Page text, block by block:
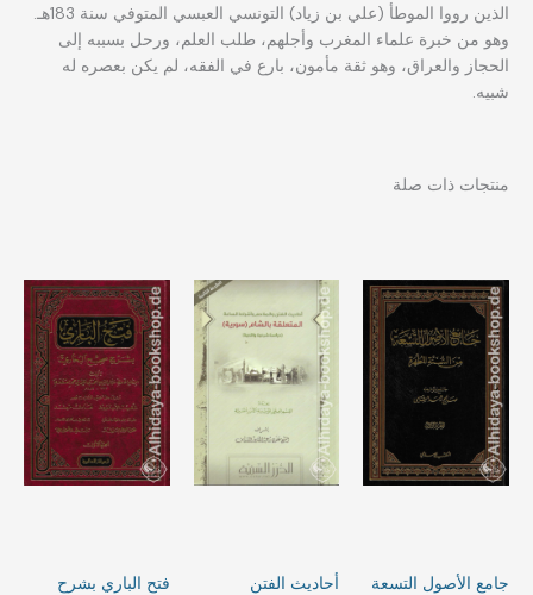
الذين رووا الموطأ (علي بن زياد) التونسي العبسي المتوفي سنة 183هـ.
وهو من خبرة علماء المغرب وأجلهم، طلب العلم، ورحل بسببه إلى
الحجاز والعراق، وهو ثقة مأمون، بارع في الفقه، لم يكن بعصره له
شبيه.
منتجات ذات صلة
جامع الأصول التسعة
أحاديث الفتن
فتح الباري بشرح